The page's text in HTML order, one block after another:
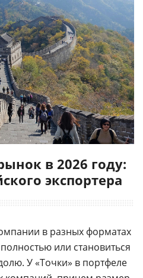
в 2026 году:
экспортера
в разных форматах
или становиться
У «Точки» в портфеле